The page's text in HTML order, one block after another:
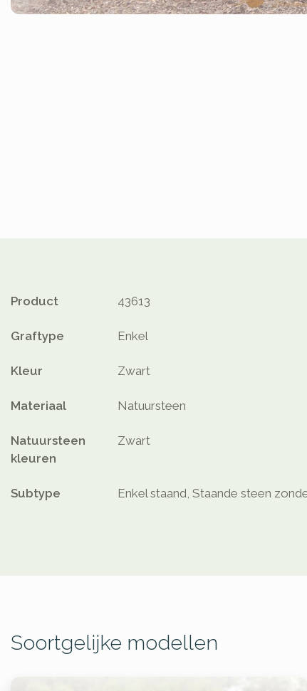
Product 43613
Graftype Enkel
Kleur Zwart
Materiaal Natuursteen
Natuursteen
kleuren
Zwart
Subtype Enkel staand, Staande steen
Soortgelijke modellen